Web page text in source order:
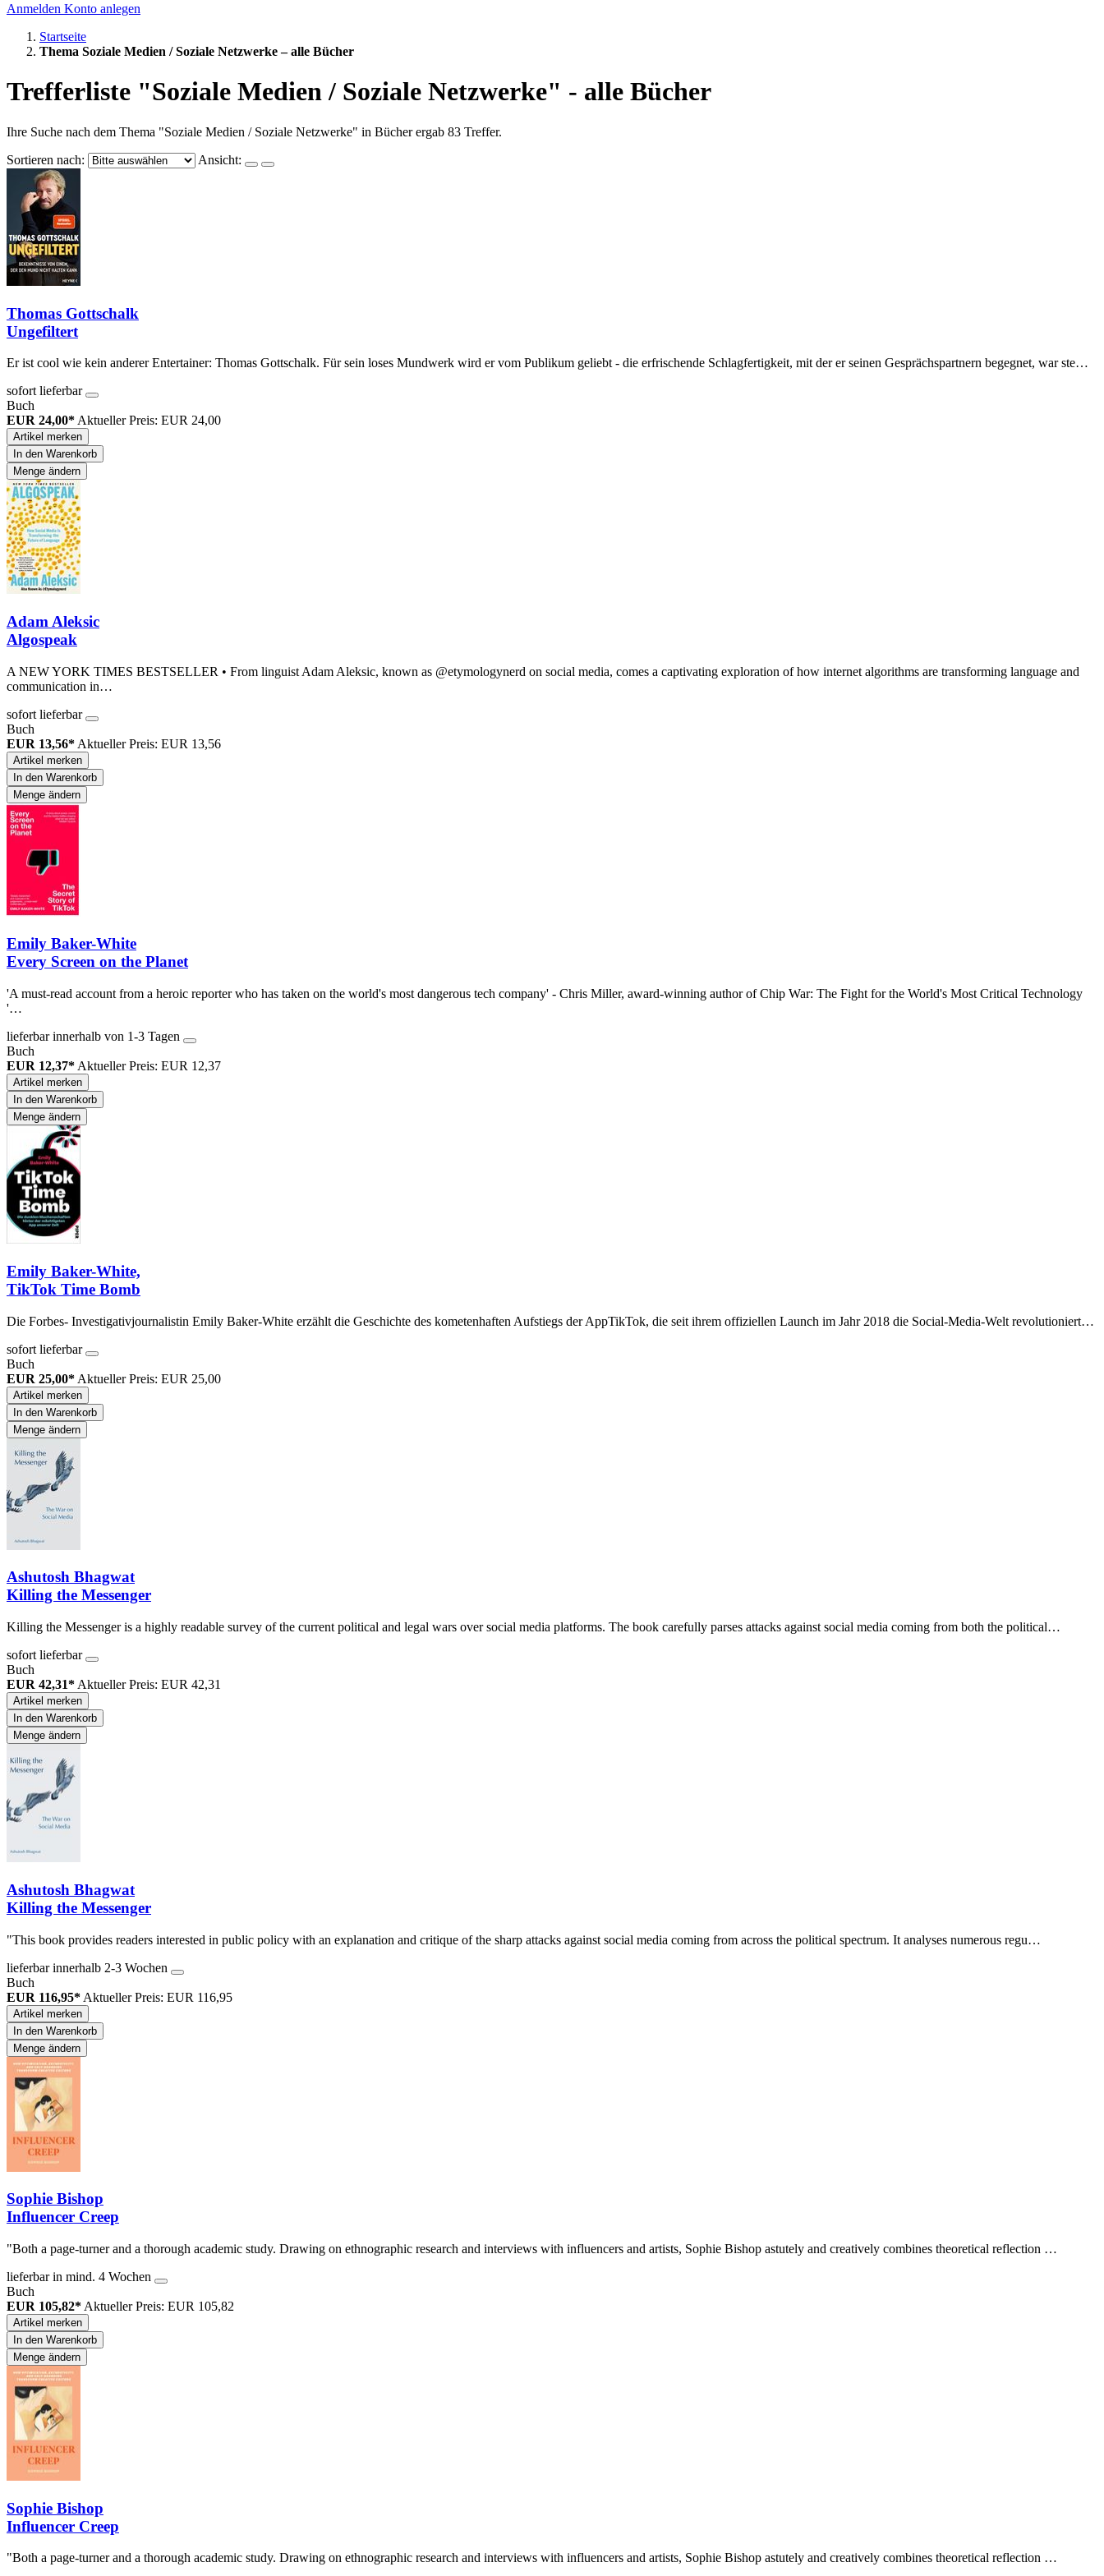
Anmelden Konto anlegen
Startseite
Thema Soziale Medien / Soziale Netzwerke – alle Bücher
Trefferliste "Soziale Medien / Soziale Netzwerke" - alle Bücher
Ihre Suche nach dem Thema "Soziale Medien / Soziale Netzwerke" in Bücher ergab 83 Treffer.
Sortieren nach:
Ansicht:
Thomas Gottschalk
Ungefiltert
Er ist cool wie kein anderer Entertainer: Thomas Gottschalk. Für sein loses Mundwerk wird er vom Publikum geliebt - die erfrischende Schlagfertigkeit, mit der er seinen Gesprächspartnern begegnet, war ste…
sofort lieferbar
Buch
EUR 24,00* Aktueller Preis: EUR 24,00
Artikel merken
In den Warenkorb
Menge ändern
Adam Aleksic
Algospeak
A NEW YORK TIMES BESTSELLER • From linguist Adam Aleksic, known as @etymologynerd on social media, comes a captivating exploration of how internet algorithms are transforming language and
communication in…
sofort lieferbar
Buch
EUR 13,56* Aktueller Preis: EUR 13,56
Artikel merken
In den Warenkorb
Menge ändern
Emily Baker-White
Every Screen on the Planet
'A must-read account from a heroic reporter who has taken on the world's most dangerous tech company' - Chris Miller, award-winning author of Chip War: The Fight for the World's Most Critical Technology
'…
lieferbar innerhalb von 1-3 Tagen
Buch
EUR 12,37* Aktueller Preis: EUR 12,37
Artikel merken
In den Warenkorb
Menge ändern
Emily Baker-White,
TikTok Time Bomb
Die Forbes- Investigativjournalistin Emily Baker-White erzählt die Geschichte des kometenhaften Aufstiegs der AppTikTok, die seit ihrem offiziellen Launch im Jahr 2018 die Social-Media-Welt revolutioniert…
sofort lieferbar
Buch
EUR 25,00* Aktueller Preis: EUR 25,00
Artikel merken
In den Warenkorb
Menge ändern
Ashutosh Bhagwat
Killing the Messenger
Killing the Messenger is a highly readable survey of the current political and legal wars over social media platforms. The book carefully parses attacks against social media coming from both the political…
sofort lieferbar
Buch
EUR 42,31* Aktueller Preis: EUR 42,31
Artikel merken
In den Warenkorb
Menge ändern
Ashutosh Bhagwat
Killing the Messenger
"This book provides readers interested in public policy with an explanation and critique of the sharp attacks against social media coming from across the political spectrum. It analyses numerous regu…
lieferbar innerhalb 2-3 Wochen
Buch
EUR 116,95* Aktueller Preis: EUR 116,95
Artikel merken
In den Warenkorb
Menge ändern
Sophie Bishop
Influencer Creep
"Both a page-turner and a thorough academic study. Drawing on ethnographic research and interviews with influencers and artists, Sophie Bishop astutely and creatively combines theoretical reflection …
lieferbar in mind. 4 Wochen
Buch
EUR 105,82* Aktueller Preis: EUR 105,82
Artikel merken
In den Warenkorb
Menge ändern
Sophie Bishop
Influencer Creep
"Both a page-turner and a thorough academic study. Drawing on ethnographic research and interviews with influencers and artists, Sophie Bishop astutely and creatively combines theoretical reflection …